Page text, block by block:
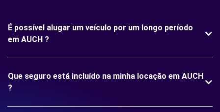
É possível alugar um veículo por um longo período
em AUCH ?
Que seguro está incluído na minha locação em AUCH
?